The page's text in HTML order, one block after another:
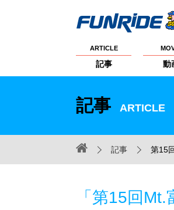
ARTICLE
記事 動
記事 ARTICLE
記事 第15
「第15回